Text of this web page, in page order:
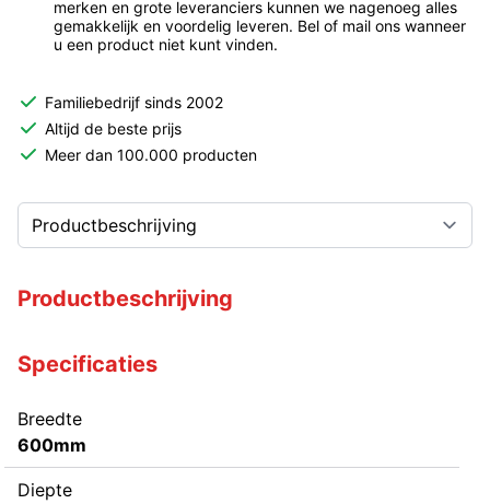
merken en grote leveranciers kunnen we nagenoeg alles
gemakkelijk en voordelig leveren. Bel of mail ons wanneer
u een product niet kunt vinden.
Familiebedrijf sinds 2002
Altijd de beste prijs
Meer dan 100.000 producten
Productbeschrijving
Specificaties
Breedte
600mm
Diepte